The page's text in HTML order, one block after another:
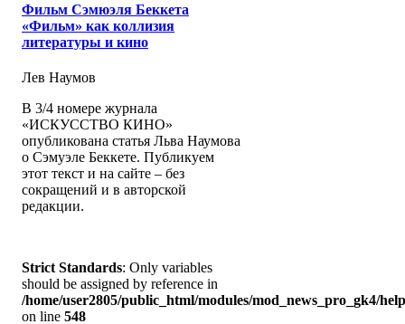
Фильм Сэмюэля Беккета
«Фильм» как коллизия
литературы и кино
Лев Наумов
В 3/4 номере журнала
«ИСКУССТВО КИНО»
опубликована статья Льва Наумова
о Сэмуэле Беккете. Публикуем
этот текст и на сайте – без
сокращений и в авторской
редакции.
Strict Standards: Only variables
should be assigned by reference in
/home/user2805/public_html/modules/mod_news_pro_gk4/
on line 548